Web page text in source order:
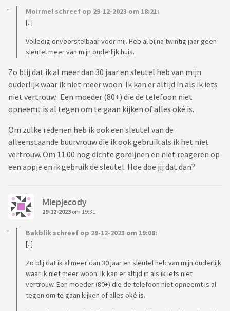
Moirmel schreef op 29-12-2023 om 18:21:
[..]
Volledig onvoorstelbaar voor mij. Heb al bijna twintig jaar geen
sleutel meer van mijn ouderlijk huis.
Zo blij dat ik al meer dan 30 jaar en sleutel heb van mijn
ouderlijk waar ik niet meer woon. Ik kan er altijd in als ik iets
niet vertrouw. Een moeder (80+) die de telefoon niet
opneemt is al tegen om te gaan kijken of alles oké is.
Om zulke redenen heb ik ook een sleutel van de
alleenstaande buurvrouw die ik ook gebruik als ik het niet
vertrouw. Om 11.00 nog dichte gordijnen en niet reageren op
een appje en ik gebruik de sleutel. Hoe doe jij dat dan?
Miepjecody
29-12-2023 om 19:31
Bakblik schreef op 29-12-2023 om 19:08:
[..]
Zo blij dat ik al meer dan 30 jaar en sleutel heb van mijn ouderlijk
waar ik niet meer woon. Ik kan er altijd in als ik iets niet
vertrouw. Een moeder (80+) die de telefoon niet opneemt is al
tegen om te gaan kijken of alles oké is.